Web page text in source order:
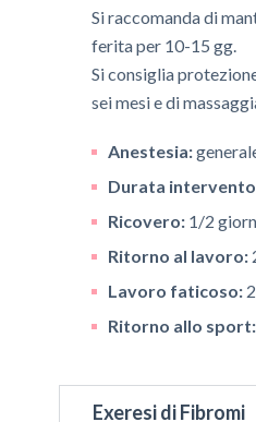
​Si raccomanda di
ferita per 10-15 gg.
Si consiglia
sei mesi e di
Anestesia:
Durata
Ricovero: 1/2
Ritorno al lavoro:
Lavoro faticoso:
Ritorno allo sport:
Exeresi di Fibromi